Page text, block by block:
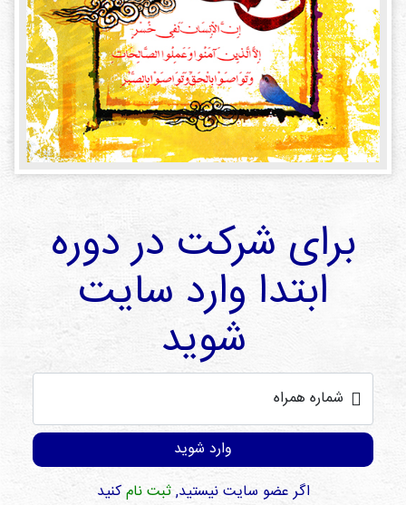
کتاب
ها
درباره
ما
تماس
با ما
قوانین
مقررات
برای شرکت در دوره
ابتدا وارد سایت
شوید
شماره همراه
وارد شوید
اگر عضو سایت نیستید,ثبت نامکنید